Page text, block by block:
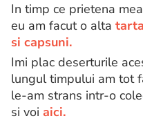
In timp ce prietena
eu am facut o alta
si capsuni.
Imi plac deserturile
lungul timpului am tot
le-am strans intr-o
si voi aici.